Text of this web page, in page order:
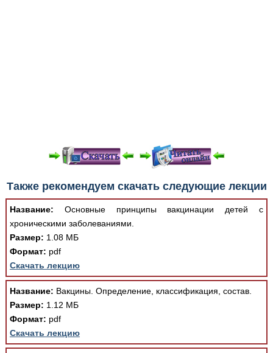
При просмотре в режиме "Читать онлайн" возможны
различные ошибки отображения документа в результате
отсутствия поддержки Вашим браузером шрифтов и
изменения размеров исходных шаблонов. При
скачивании документа данная ошибка устраняется Вашим
программным обеспечением автоматически.
Также рекомендуем скачать следующие лекции
Название: Основные принципы вакцинации детей с
хроническими заболеваниями.
Размер: 1.08 МБ
Формат: pdf
Скачать лекцию
Название: Вакцины. Определение, классификация, состав.
Размер: 1.12 МБ
Формат: pdf
Скачать лекцию